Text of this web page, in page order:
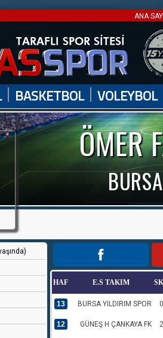
ANA
| BASKETBOL | VOLEYBOL
ÖMER
HAF E.S TAKIM
13 BURSA YILDIRIM SPOR
12 GÜNEŞ H ÇANKAYA FK